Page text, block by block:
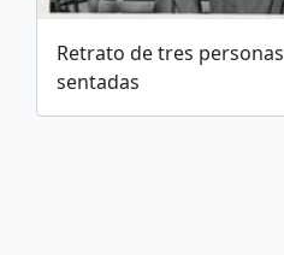
Retrato de tres personas
sentadas